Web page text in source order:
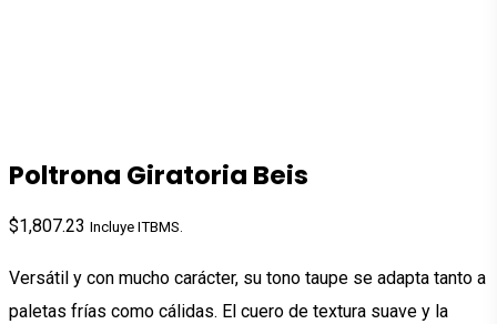
Poltrona Giratoria Beis
$1,807.23 Incluye ITBMS.
Versátil y con mucho carácter, su tono taupe se adapta tanto a
paletas frías como cálidas. El cuero de textura suave y la